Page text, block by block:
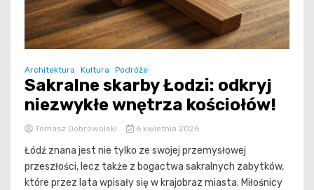
Architektura Kultura Podróże
Sakralne skarby Łodzi: odkryj
niezwykłe wnętrza kościołów!
Tomasz Dobrowolski 6 kwietnia 2026
Łódź znana jest nie tylko ze swojej przemysłowej
przeszłości, lecz także z bogactwa sakralnych zabytków,
które przez lata wpisały się w krajobraz miasta. Miłośnicy